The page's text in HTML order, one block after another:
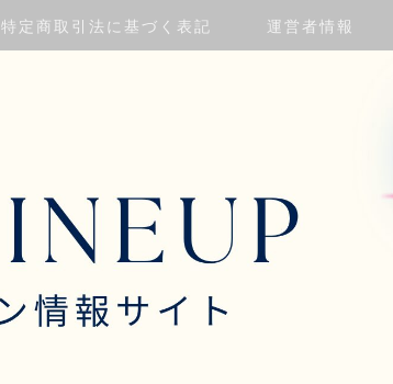
特定商取引法に基づく表記 運営者情報